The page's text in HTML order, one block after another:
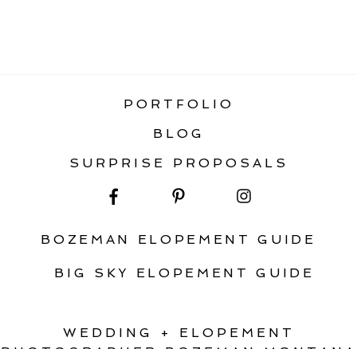
PORTFOLIO
BLOG
SURPRISE PROPOSALS
BOZEMAN ELOPEMENT GUIDE
BIG SKY ELOPEMENT GUIDE
WEDDING + ELOPEMENT